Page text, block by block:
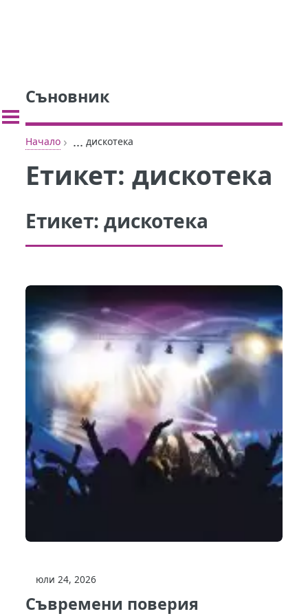
Съновник
Начало › ... дискотека
Етикет:дискотека
Етикет:дискотека
юли 24, 2026
Съвремени поверия